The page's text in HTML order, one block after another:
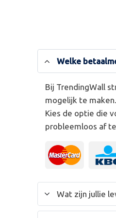
Welke
Bij TrendingWall
mogelijk te
Kies de optie die
probleemloos af
Wat zijn jullie